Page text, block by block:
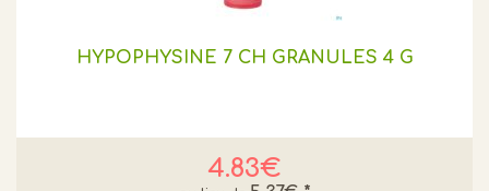
HYPOPHYSINE 7 CH GRANULES 4 G
4.83€